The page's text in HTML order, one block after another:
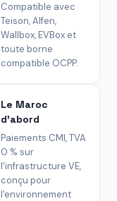
Compatible avec
Teison, Alfen,
Wallbox, EVBox et
toute borne
compatible OCPP.
Le Maroc
d'abord
Paiements CMI, TVA
0 % sur
l'infrastructure VE,
conçu pour
l'environnement